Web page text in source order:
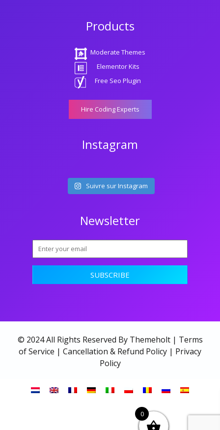
Products
Moderate Themes
Elementor Kits
Free Seo Plugin
Hire Coding Experts
Instagram
Suivre sur Instagram
Newsletter
© 2024 All Rights Reserved By Themeholt | Terms
of Service | Cancellation & Refund Policy | Privacy
Policy
0